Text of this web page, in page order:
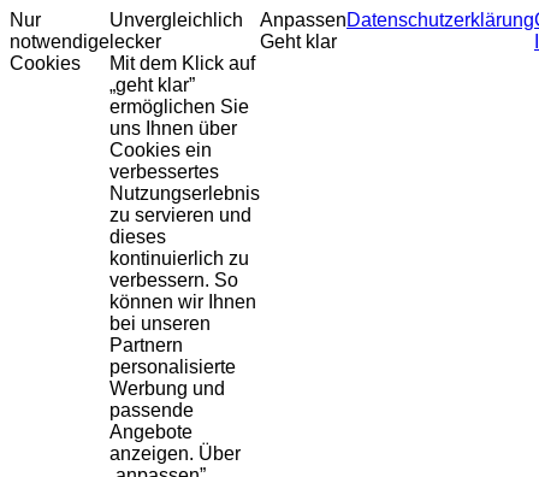
Nur
notwendige
Cookies
Unvergleichlich
lecker
Mit dem Klick auf
„geht klar”
ermöglichen Sie
uns Ihnen über
Cookies ein
verbessertes
Nutzungserlebnis
zu servieren und
dieses
kontinuierlich zu
verbessern. So
können wir Ihnen
bei unseren
Partnern
personalisierte
Werbung und
passende
Angebote
anzeigen. Über
Anpassen
Geht klar
Datenschutzerklärung